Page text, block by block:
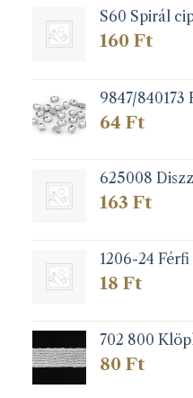
S60 Spirál
160 Ft
9847/
64 Ft
625008
163 Ft
1206-24
18 Ft
702 800
80 Ft